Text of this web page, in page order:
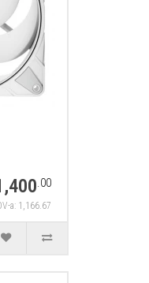
.00
a: 1,166.67